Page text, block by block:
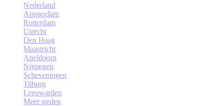
Nederland
Amsterdam
Rotterdam
Utrecht
Den Haag
Maastricht
Apeldoorn
Nijmegen
Scheveningen
Tilburg
Leeuwarden
Meer steden